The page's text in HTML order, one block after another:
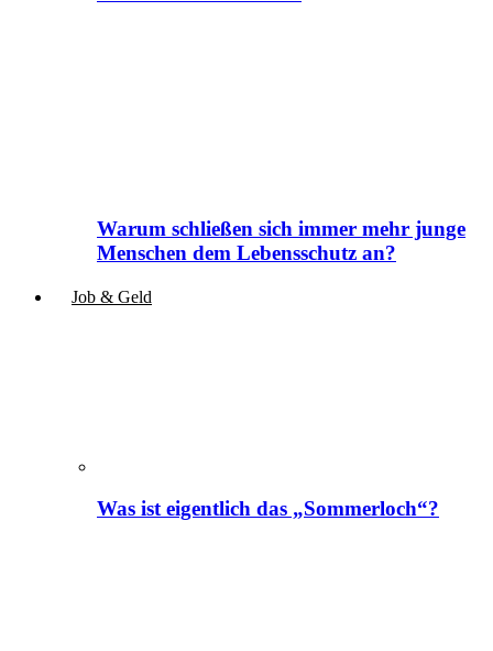
Warum schließen sich immer mehr junge
Menschen dem Lebensschutz an?
Job & Geld
Was ist eigentlich das „Sommerloch“?